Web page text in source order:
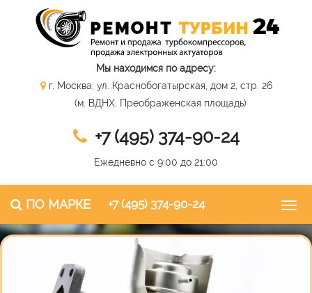
Мы находимся по адресу:
г. Москва, ул. Краснобогатырская, дом 2, стр. 26
(м. ВДНХ, Преображенская площадь)
+7 (495) 374-90-24
Ежедневно с 9:00 до 21:00
ПО МАРКЕ +7 (495) 374-90-24